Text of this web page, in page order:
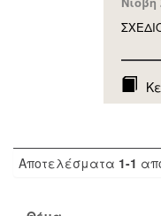
Αποτελέσματα 1-1